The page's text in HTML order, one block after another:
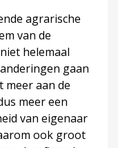
agrarische
van de
helemaal
gaan
meer aan de
meer een
van eigenaar
ook groot